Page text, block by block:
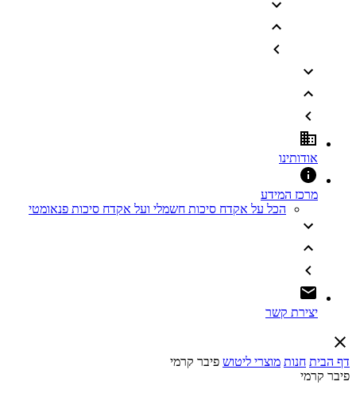
אודותינו
מרכז המידע
הכל על אקדח סיכות חשמלי ועל אקדח סיכות פנאומטי
יצירת קשר
דף הבית חנות מוצרי ליטוש פיבר קרמי
פיבר קרמי